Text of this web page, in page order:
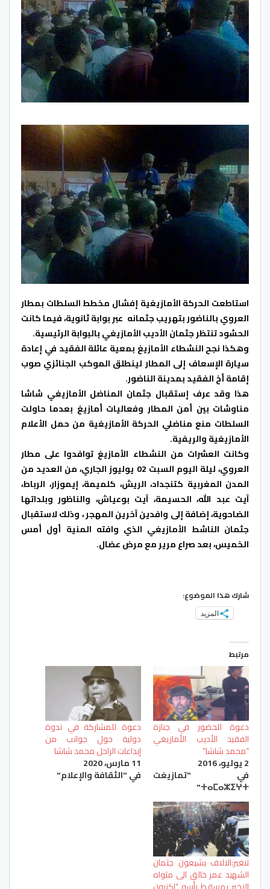
استاطعت الحركة الأمازيغية إفشال مخطط السلطات بمطار
العروي بالناضور بتهريب جثمانه عبر بوابة ثانوية، فيما كانت
الحشود تنتظر جثمان الأديب الأمازيغي بالبوابة الرئيسية.
وهكذا نجح النشطاء الأمازيغ بمعية عائلة الفقيد في إعادة
سيارة الإسعاف إلى المطار لينطلق الموكب الجنائزي صوب
إقامة أخ الفقيد بمدينة الناضور.
هذا وقد عرف إستقبال جثمان المناضل الأمازيغي شاشا
مناوشات بين أمن المطار وفعاليات أمازيغ بعدما حاولت
السلطات منع مناضلي الحركة الأمازيغية من حمل الأعلام
الأمازيغية والريفية.
وكانت العشرات من النشطاء الأمازيغ توافدوا على مطار
العروي، ليلة اليوم السبت 02 يوليوز الجاري، من العديد من
المدن المغربية كتنجداد، الريش، كلميمة، إيموزار، الرباط،
آيت عبد الله، الحسيمة، آيت بوعياش، والناظور وبلداتها
الضاحوية، إضافة إلى وافدين آخرين المهجر ، وذلك لاستقبال
جثمان الناشط الأمازيغي الذي وافته المنية أول أمس
الخميس، بعد صراع مرير مع مرض عضال.
شارك هذا الموضوع:
المزيد
مرتبط
دعوة للحضور في جنازة
الفقيد الأديب الأمازيغي
“محمد شاشا”
2 يوليو، 2016
في "تمازيغت
ⵜⴰⵎⴰⵣⵉⵖⵜ"
دعوة للمشاركة في ندوة
دولية حول جوانب من
إبداعات الراحل محمد شاشا
11 مارس، 2020
في "الثقافة والإعلام"
تنغير:الالاف يشيعون جثمان
الشهيد عمر خالق الى مثواه